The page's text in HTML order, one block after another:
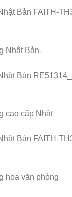
Bản FAITH-
Bản
Bản FAITH-